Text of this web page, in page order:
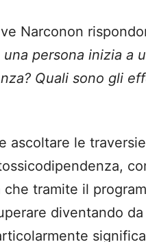
Narconon
persona inizia a
Quali sono gli
ascoltare le
che tramite il
diventando